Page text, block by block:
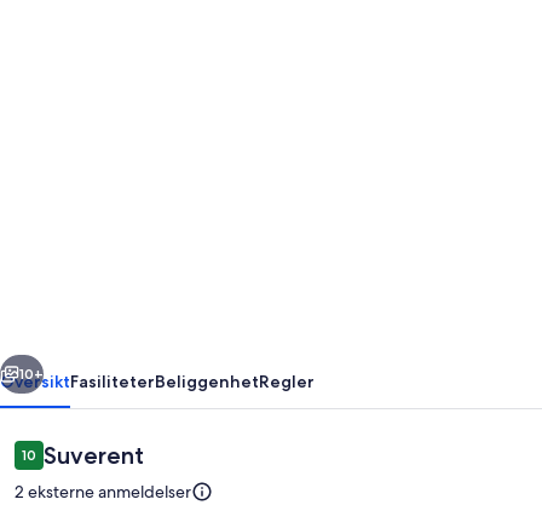
swimming
pool,
tennis
court
Neste
10+
OversiktFasiliteterBeliggenhetRegler
Anmeldelser
1010 av 10 –
Suverent
2 eksterne anmeldelser